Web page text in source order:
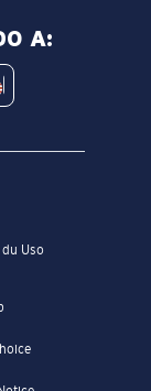
A:
Uso